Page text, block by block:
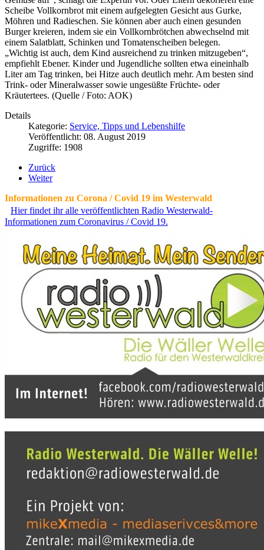
Scheibe Vollkornbrot mit einem aufgelegten Gesicht aus Gurke,
Möhren und Radieschen. Sie können aber auch einen gesunden
Burger kreieren, indem sie ein Vollkornbrötchen abwechselnd mit
einem Salatblatt, Schinken und Tomatenscheiben belegen.
„Wichtig ist auch, dem Kind ausreichend zu trinken mitzugeben“,
empfiehlt Ebener. Kinder und Jugendliche sollten etwa eineinhalb
Liter am Tag trinken, bei Hitze auch deutlich mehr. Am besten sind
Trink- oder Mineralwasser sowie ungesüßte Früchte- oder
Kräutertees. (Quelle / Foto: AOK)
Details
Kategorie: Service, Tipps und Lebenshilfe
Veröffentlicht: 08. August 2019
Zugriffe: 1908
Zurück
Weiter
Informationen zu Corona / Covid 19 im Westerwald
Hier findet ihr alle veröffentlichten Radio Westerwald-
Informationen zum Coronavirus / Covid 19.